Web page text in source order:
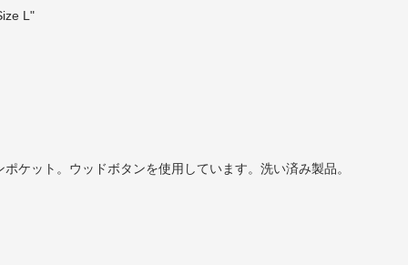
L"
ケット。ウッドボタンを使用しています。洗い済み製品。